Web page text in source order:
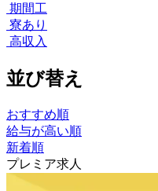
期間工
寮あり
高収入
並び替え
おすすめ順
給与が高い順
新着順
プレミア求人